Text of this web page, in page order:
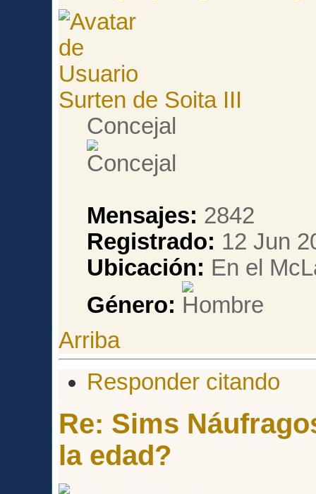
Surten de Soita III
Concejal
Mensajes: 2842
Registrado: 12 Jun
Ubicación: En el
Género:
Arriba
Responder citando
Re: Sims
la edad?